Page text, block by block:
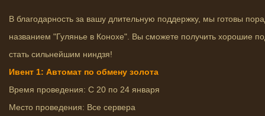
В благодарность за вашу длительную поддержку, мы готовы
названием "Гулянье в Конохе". Вы сможете получить хорошие
стать сильнейшим ниндзя!
Ивент 1: Автомат по обмену золота
Время проведения: С 20 по 24 января
Место проведения: Все сервера